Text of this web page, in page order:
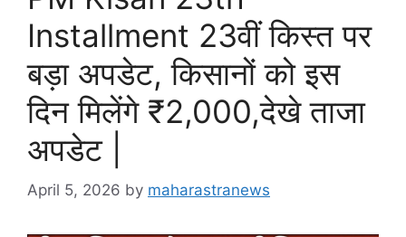
Installment 23वीं किस्त पर
बड़ा अपडेट, किसानों को इस
दिन मिलेंगे ₹2,000,देखे ताजा
अपडेट |
April 5, 2026 by maharastranews